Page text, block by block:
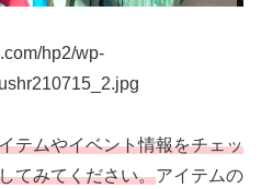
hp2/wp-
テムやイベント情報をチェッ
てみてください。アイテムの